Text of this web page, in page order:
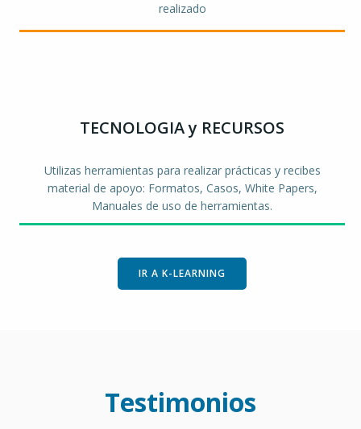
realizado
TECNOLOGIA y RECURSOS
Utilizas herramientas para realizar prácticas y recibes
material de apoyo: Formatos, Casos, White Papers,
Manuales de uso de herramientas.
IR A K-LEARNING
Testimonios